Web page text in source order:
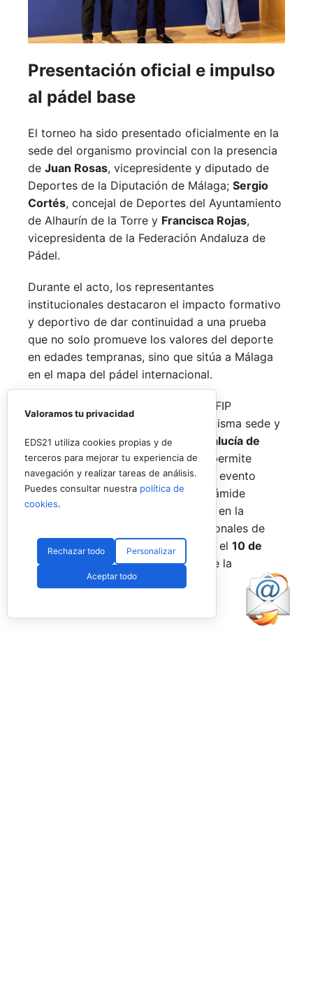
Presentación oficial e impulso
al pádel base
El torneo ha sido presentado oficialmente en la
sede del organismo provincial con la presencia
de Juan Rosas, vicepresidente y diputado de
Deportes de la Diputación de Málaga; Sergio
Cortés, concejal de Deportes del Ayuntamiento
de Alhaurín de la Torre y Francisca Rojas,
vicepresidenta de la Federación Andaluza de
Pádel.
Durante el acto, los representantes
institucionales destacaron el impacto formativo
y deportivo de dar continuidad a una prueba
que no solo promueve los valores del deporte
en edades tempranas, sino que sitúa a Málaga
en el mapa del pádel internacional.
De forma paralela al desarrollo del FIP
Promises, la FAP organizará en la misma sede y
fechas losInternacionales de Andalucía de
Menores 2026. Esta cita paralela permite
incorporar la categoríabenjamín
al evento
global, completando así toda la pirámide
formativa.
El plazo para registrarse en la
categoría benjamín de los Internacionales de
Andalucía permanece abierto hasta el 10 de
agosto
a través de la web oficial de la
Federación.
Valoramos tu privacidad
EDS21 utiliza cookies propias y de
terceros para mejorar tu experiencia de
navegación y realizar tareas de análisis.
Puedes consultar nuestra política de
cookies.
Rechazar todo Personalizar
Aceptar todo